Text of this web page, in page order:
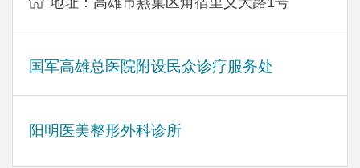
国军高雄总医院附设民众诊疗服务处
阳明医美整形外科诊所